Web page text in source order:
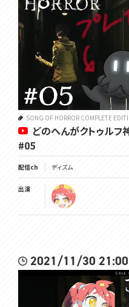
SONG OF HORROR COMPLETE
どのへんがクトゥル
#05
配信ch ディズム
出演
2021/11/30 21:00